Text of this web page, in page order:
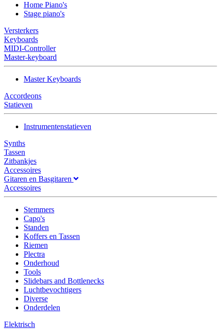
Home Piano's
Stage piano's
Versterkers
Keyboards
MIDI-Controller
Master-keyboard
Master Keyboards
Accordeons
Statieven
Instrumentenstatieven
Synths
Tassen
Zitbankjes
Accessoires
Gitaren en Basgitaren
Accessoires
Stemmers
Capo's
Standen
Koffers en Tassen
Riemen
Plectra
Onderhoud
Tools
Slidebars and Bottlenecks
Luchtbevochtigers
Diverse
Onderdelen
Elektrisch